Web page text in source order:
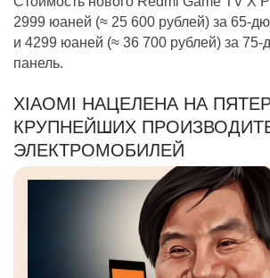
2999 юаней (≈ 25 600 рублей) за 65-
и 4299 юаней (≈ 36 700 рублей) за
панель.
XIAOMI НАЦЕЛЕНА НА
КРУПНЕЙШИХ
ЭЛЕКТРОМОБИЛЕЙ